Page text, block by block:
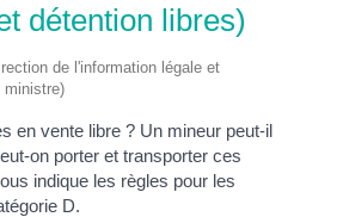
détention libres)
de l'information légale et
ministre)
en vente libre ? Un mineur peut-il
on porter et transporter ces
indique les règles pour les
D.